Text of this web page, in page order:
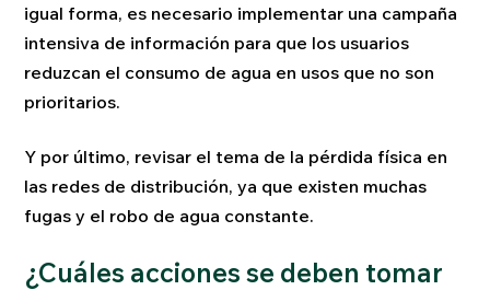
igual forma, es necesario implementar una campaña
intensiva de información para que los usuarios
reduzcan el consumo de agua en usos que no son
prioritarios.
Y por último, revisar el tema de la pérdida física en
las redes de distribución, ya que existen muchas
fugas y el robo de agua constante.
¿Cuáles acciones se deben tomar